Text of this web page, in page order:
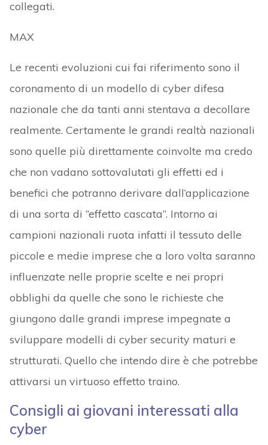
collegati.
MAX
Le recenti evoluzioni cui fai riferimento sono il
coronamento di un modello di cyber difesa
nazionale che da tanti anni stentava a decollare
realmente. Certamente le grandi realtà nazionali
sono quelle più direttamente coinvolte ma credo
che non vadano sottovalutati gli effetti ed i
benefici che potranno derivare dall’applicazione
di una sorta di ”effetto cascata”. Intorno ai
campioni nazionali ruota infatti il tessuto delle
piccole e medie imprese che a loro volta saranno
influenzate nelle proprie scelte e nei propri
obblighi da quelle che sono le richieste che
giungono dalle grandi imprese impegnate a
sviluppare modelli di cyber security maturi e
strutturati. Quello che intendo dire è che potrebbe
attivarsi un virtuoso effetto traino.
Consigli ai giovani interessati alla
cyber